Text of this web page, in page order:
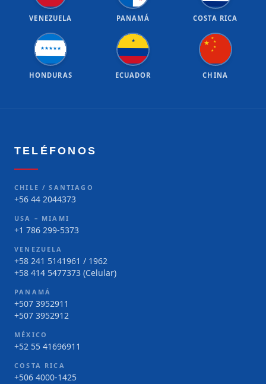
VENEZUELA PANAMÁ COSTA RICA
★★★★★
HONDURAS
★
ECUADOR
★
★
★
★
★
CHINA
TELÉFONOS
CHILE / SANTIAGO
+56 44 2044373
USA – MIAMI
+1 786 299-5373
VENEZUELA
+58 241 5141961 / 1962
+58 414 5477373 (Celular)
PANAMÁ
+507 3952911
+507 3952912
MÉXICO
+52 55 41696911
COSTA RICA
+506 4000-1425